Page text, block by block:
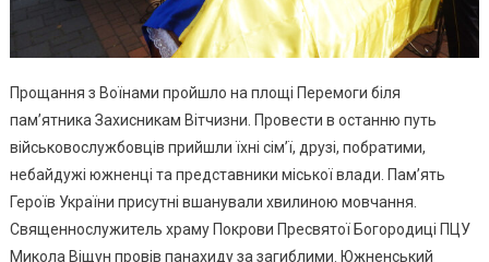
Прощання з Воїнами пройшло на площі Перемоги біля
пам’ятника Захисникам Вітчизни. Провести в останню путь
військовослужбовців прийшли їхні сім’ї, друзі, побратими,
небайдужі южненці та представники міської влади. Пам’ять
Героїв України присутні вшанували хвилиною мовчання.
Священнослужитель храму Покрови Пресвятої Богородиці ПЦУ
Микола Віщун провів панахиду за загиблими. Южненський